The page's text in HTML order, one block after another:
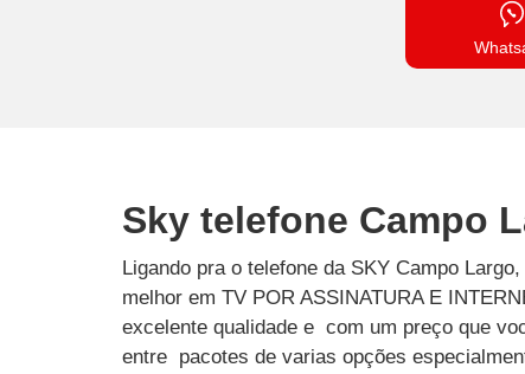
Sky telefone Campo
Ligando pra o telefone da SKY Campo
melhor em TV POR ASSINATURA E
excelente qualidade e com um preço que
entre pacotes de varias opções